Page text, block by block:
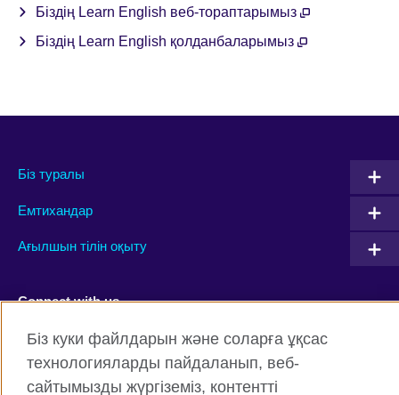
Біздің Learn English веб-тораптарымыз
Біздің Learn English қолданбаларымыз
Біз туралы
Емтихандар
Ағылшын тілін оқыту
Connect with us
Facebook Twitter
Instagram YouTube
Біз куки файлдарын және соларға ұқсас
технологияларды пайдаланып, веб-
сайтымызды жүргіземіз, контентті